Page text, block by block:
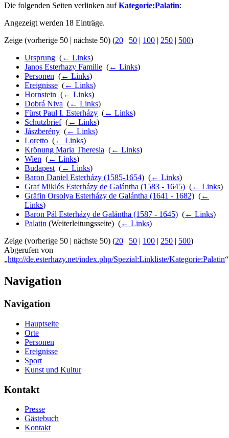
Die folgenden Seiten verlinken aufKategorie:Palatin:
Angezeigt werden 18 Einträge.
Zeige (vorherige 50 | nächste 50) (20 | 50 | 100 | 250 | 500)
Ursprung (← Links)
Janos Esterhazy Familie (← Links)
Personen (← Links)
Ereignisse (← Links)
Hornstein (← Links)
Dobrá Niva (← Links)
Fürst Paul I. Esterházy (← Links)
Schutzbrief‎ (← Links)
Jászberény (← Links)
Loretto (← Links)
Krönung Maria Theresia (← Links)
Wien (← Links)
Budapest (← Links)
Baron Daniel Esterházy (1585-1654) (← Links)
Graf Miklós Esterházy de Galántha (1583 - 1645) (← Links)
Gräfin Orsolya Esterházy de Galántha (1641 - 1682) (←
Links)
Baron Pál Esterházy de Galántha (1587 - 1645) (← Links)
Palatin (Weiterleitungsseite) ‎ (← Links)
Zeige (vorherige 50 | nächste 50) (20 | 50 | 100 | 250 | 500)
Abgerufen von
„http://de.esterhazy.net/index.php/Spezial:Linkliste/Kategorie:Palatin“
Navigation
Navigation
Hauptseite
Orte
Personen
Ereignisse
Sport
Kunst und Kultur
Kontakt
Presse
Gästebuch
Kontakt